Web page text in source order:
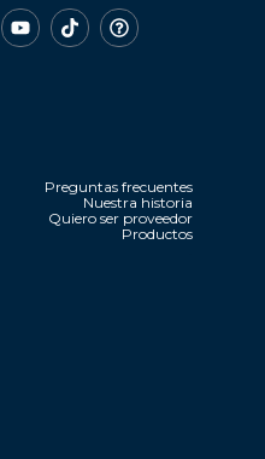
Preguntas frecuentes
Nuestra historia
Quiero ser proveedor
Productos